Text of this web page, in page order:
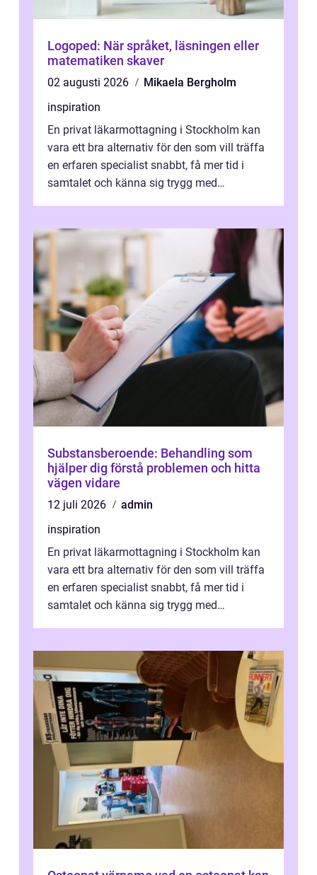
Logoped: När språket, läsningen eller
matematiken skaver
02 augusti 2026
Mikaela Bergholm
inspiration
En privat läkarmottagning i Stockholm kan
vara ett bra alternativ för den som vill träffa
en erfaren specialist snabbt, få mer tid i
samtalet och känna sig trygg med
Substansberoende: Behandling som
hjälper dig förstå problemen och hitta
vägen vidare
12 juli 2026
admin
inspiration
En privat läkarmottagning i Stockholm kan
vara ett bra alternativ för den som vill träffa
en erfaren specialist snabbt, få mer tid i
samtalet och känna sig trygg med